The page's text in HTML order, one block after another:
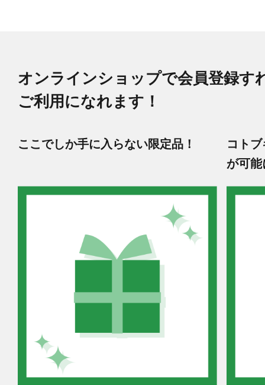
オンラインショップで会員登録す
ご利用になれます！
ここでしか手に入らない限定品！
コト
が可能